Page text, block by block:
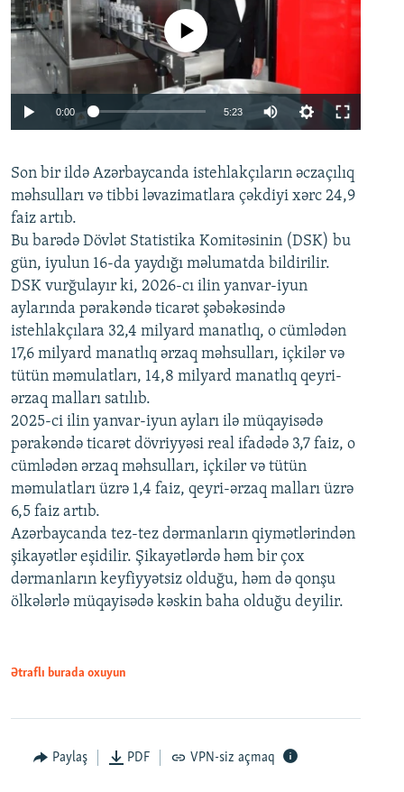
Auto 240p 360p 480p
720p 1080p
No media source currently available
0:00 5:23
360p
480p
720p
1080p
Son bir ildə Azərbaycanda istehlakçıların əczaçılıq
məhsulları və tibbi ləvazimatlara çəkdiyi xərc 24,9
faiz artıb.
Bu barədə Dövlət Statistika Komitəsinin (DSK) bu
gün, iyulun 16-da yaydığı məlumatda bildirilir.
DSK vurğulayır ki, 2026-cı ilin yanvar-iyun
aylarında pərakəndə ticarət şəbəkəsində
istehlakçılara 32,4 milyard manatlıq, o cümlədən
17,6 milyard manatlıq ərzaq məhsulları, içkilər və
tütün məmulatları, 14,8 milyard manatlıq qeyri-
ərzaq malları satılıb.
2025-ci ilin yanvar-iyun ayları ilə müqayisədə
pərakəndə ticarət dövriyyəsi real ifadədə 3,7 faiz, o
cümlədən ərzaq məhsulları, içkilər və tütün
məmulatları üzrə 1,4 faiz, qeyri-ərzaq malları üzrə
6,5 faiz artıb.
Azərbaycanda tez-tez dərmanların qiymətlərindən
şikayətlər eşidilir. Şikayətlərdə həm bir çox
dərmanların keyfiyyətsiz olduğu, həm də qonşu
ölkələrlə müqayisədə kəskin baha olduğu deyilir.
Ətraflı burada oxuyun
Paylaş PDF VPN-siz açmaq